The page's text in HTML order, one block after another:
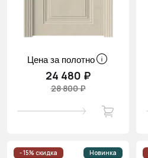
Цена за полотно
24 480 ₽
28 800 ₽
- 15% скидка Новинка